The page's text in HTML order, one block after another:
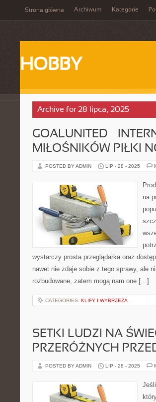
Strona główna Archiwum Kategorie
HOBBY
Archive for 28 lipca, 2025
GOALUNITED –
MIŁOŚNIKÓW PIŁKI
POSTED BY ADMIN LIP - 28 - 2025
na
wystarczy prosta przeglądarka oraz
nawet nie zdaje sobie z tego sprawy, ale
rozbudowane, zatem mogą nam one […]
CATEGORIES: KLIFY I WYBRZEŻA
SETKI LUDZI NA
PRZERÓŻNYCH
POSTED BY ADMIN LIP - 28 - 2025